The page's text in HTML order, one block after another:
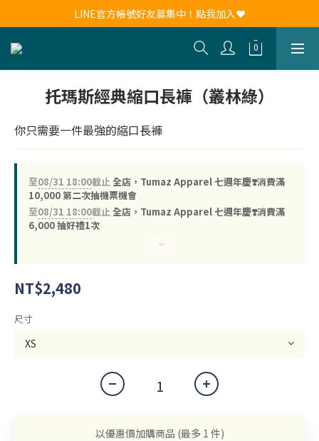
新會員註冊送30元購物金！現領現用！
LINE官方帳號好友募集中！點我加入❤
新會員註冊送30元購物金！現領現用！
托瑪斯經典縮口長褲（叢林綠）
你只需要一件最強的縮口長褲
至08/31 18:00截止全店，Tumaz Apparel 七週年慶❣️消費滿
10,000 第二次抽機票機會
至08/31 18:00截止全店，Tumaz Apparel 七週年慶❣️消費滿
6,000 抽好禮1次
NT$2,480
尺寸
以優惠價加購商品 (最多 1 件)